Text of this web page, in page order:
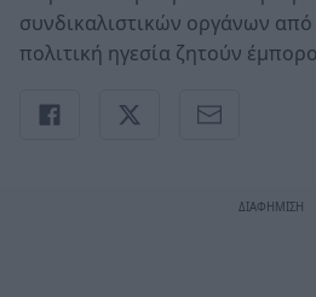
συνδικαλιστικών οργάνων από
πολιτική ηγεσία ζητούν